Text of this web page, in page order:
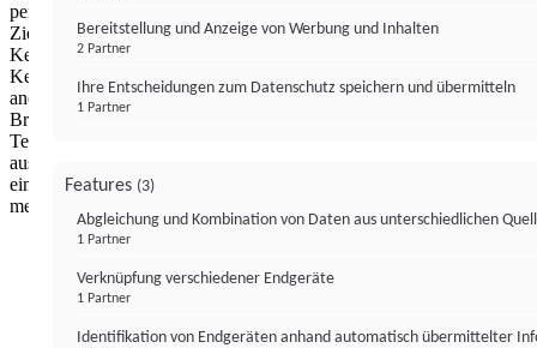
personalisierte Werbung, Messung von Werbeleistung und
Zielgruppenforschung. Cookies, Endgeräte- oder ähnliche Online-
Kennungen (z. B. login-basierte Kennungen, zufällig generierte
Kennungen, netzwerkbasierte Kennungen) können zusammen mit
anderen Informationen (z. B. Browsertyp und
Browserinformationen, Sprache, Bildschirmgröße, unterstützte
Technologien usw.) auf Ihrem Endgerät gespeichert oder von dort
ausgelesen werden, um es jedes Mal wiederzuerkennen, wenn es
eine App oder einer Webseite aufruft. Dies geschieht für einen oder
mehrere der hier aufgeführten Verarbeitungszwecke.
Bereitstellung und Anzeige von Werbung und Inhalten
2 Partner
Ihre Entscheidungen zum Datenschutz speichern und übermitteln
1 Partner
Features (3)
Abgleichung und Kombination von Daten aus unterschiedlichen
1 Partner
Verknüpfung verschiedener Endgeräte
1 Partner
Identifikation von Endgeräten anhand automatisch übermittelter
Institutional Money
ImpressumDatenschutzerklärung